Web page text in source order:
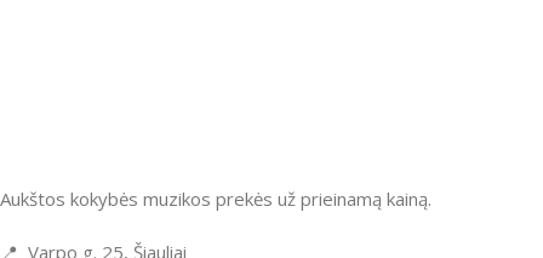
Aukštos kokybės muzikos prekės už prieinamą kainą.
📍 Varpo g. 25, Šiauliai